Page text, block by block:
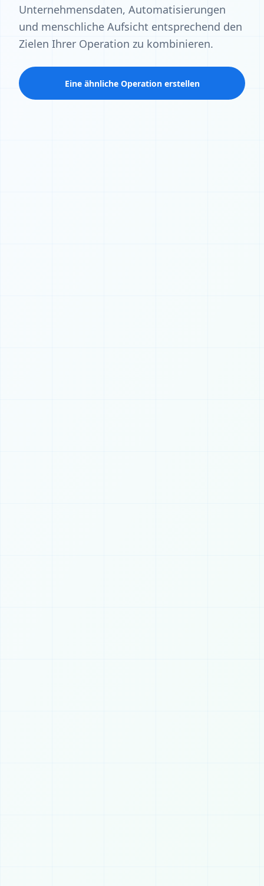
Unternehmensdaten, Automatisierungen
und menschliche Aufsicht entsprechend den
Zielen Ihrer Operation zu kombinieren.
Eine ähnliche Operation erstellen